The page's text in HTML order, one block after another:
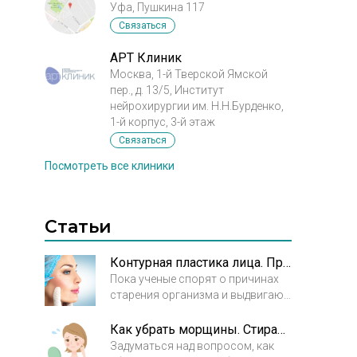
Уфа, Пушкина 117
Связаться
АРТ Клиник
Москва, 1-й Тверской Ямской
пер., д. 13/5, Институт
нейрохирургии им. Н.Н.Бурденко,
1-й корпус, 3-й этаж
Связаться
Посмотреть все клиники
Статьи
Контурная пластика лица. Прогресс налицо
Пока ученые спорят о причинах
старения организма и выдвигают
эстетическая медицина движется
вперед, разрабатывая все более
Как убрать морщины. Стираем возраст
Задуматься над вопросом, как